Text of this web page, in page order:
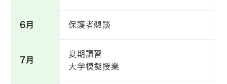
6月 保護者懇談
7月
夏期講習
大学模擬授業